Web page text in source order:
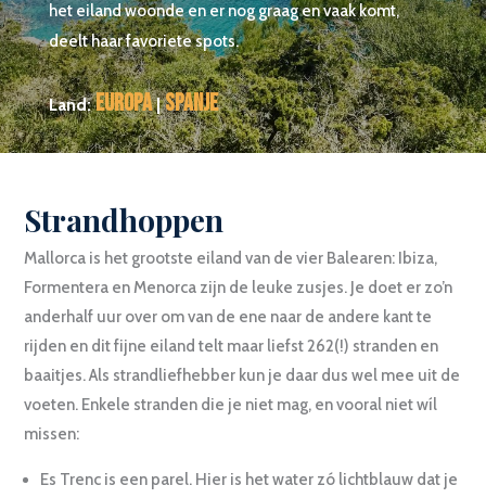
het eiland woonde en er nog graag en vaak komt,
deelt haar favoriete spots.
Land:Europa|Spanje
Strandhoppen
Mallorca is het grootste eiland van de vier Balearen: Ibiza,
Formentera en Menorca zijn de leuke zusjes. Je doet er zo’n
anderhalf uur over om van de ene naar de andere kant te
rijden en dit fijne eiland telt maar liefst 262(!) stranden en
baaitjes. Als strandliefhebber kun je daar dus wel mee uit de
voeten. Enkele stranden die je niet mag, en vooral niet wíl
missen:
Es Trenc is een parel. Hier is het water zó lichtblauw dat je